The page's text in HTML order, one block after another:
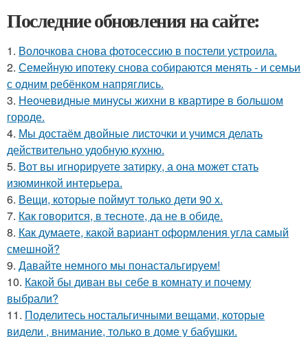
Последние обновления на сайте:
1. Волочкова снова фотосессию в постели устроила.
2. Семейную ипотеку снова собираются менять - и семьи
с одним ребёнком напряглись.
3. Неочевидные минусы жихни в квартире в большом
городе.
4. Мы достаём двойные листочки и учимся делать
действительно удобную кухню.
5. Вот вы игнорируете затирку, а она может стать
изюминкой интерьера.
6. Вещи, которые поймут только дети 90 х.
7. Как говорится, в тесноте, да не в обиде.
8. Как думаете, какой вариант оформления угла самый
смешной?
9. Давайте немного мы понастальгируем!
10. Какой бы диван вы себе в комнату и почему
выбрали?
11. Поделитесь ностальгичными вещами, которые
видели , внимание, только в доме у бабушки.